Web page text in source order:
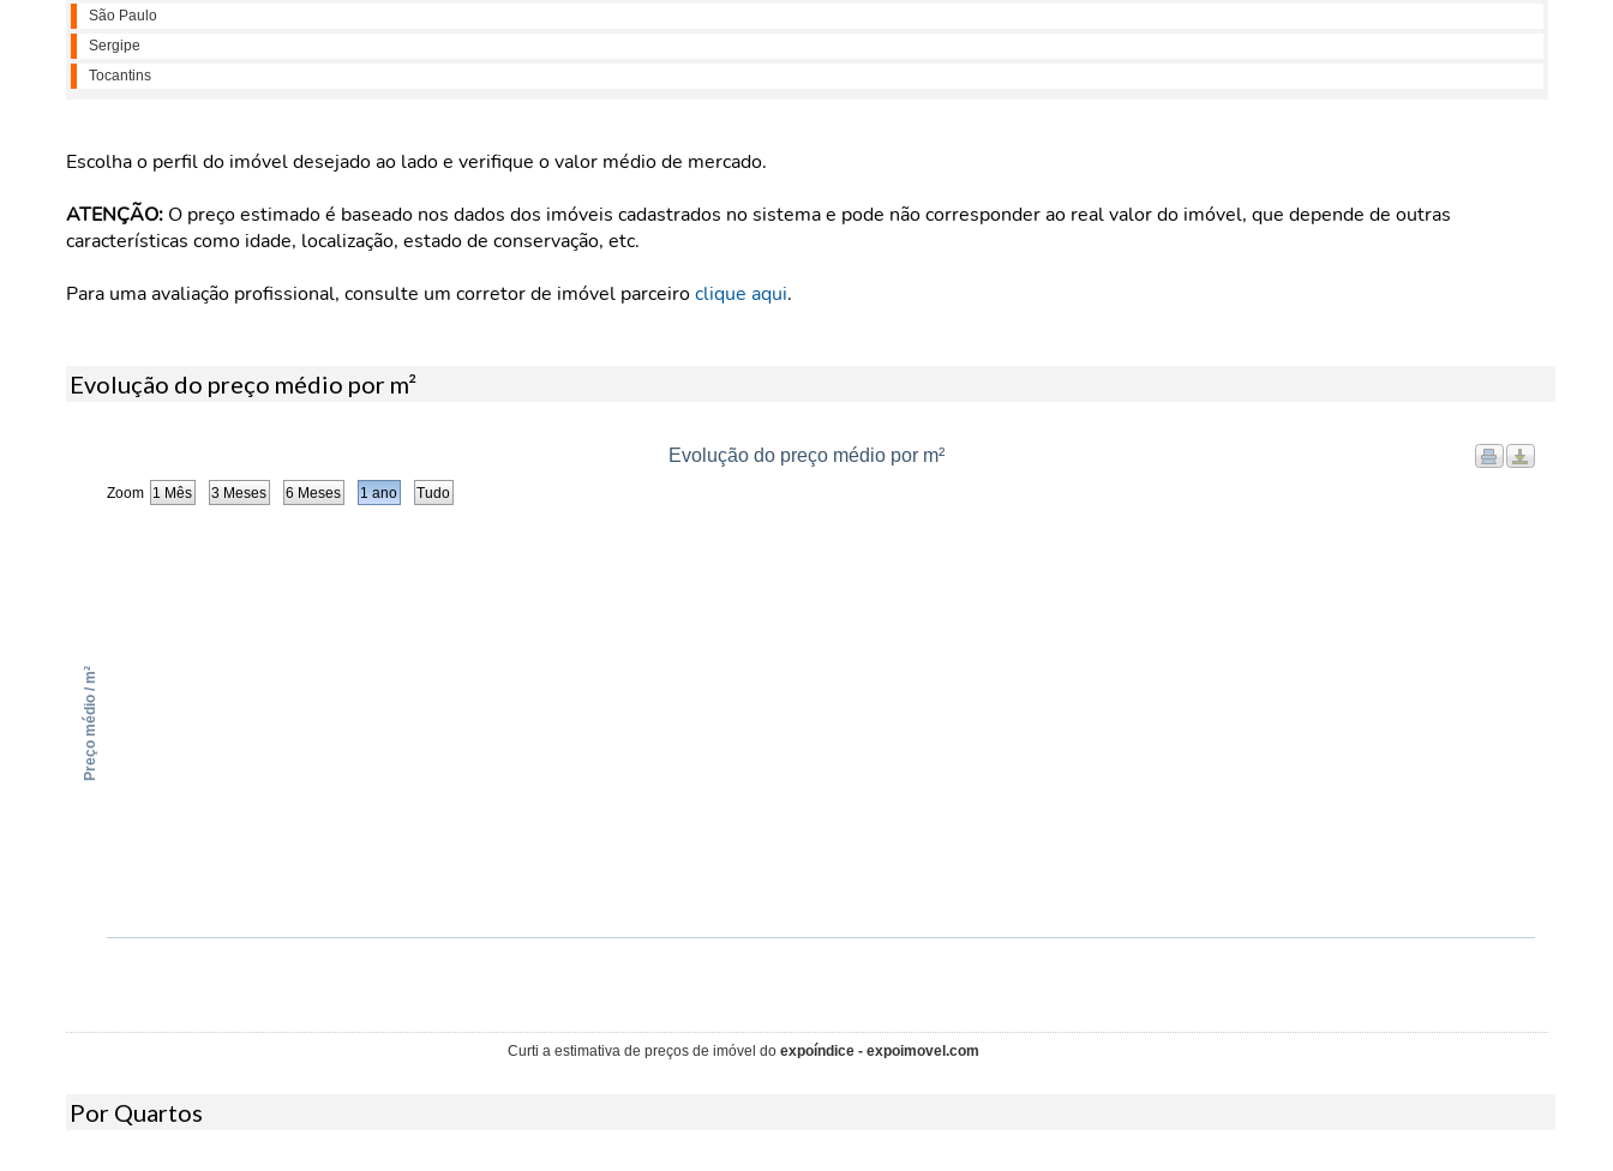
São Paulo
Sergipe
Tocantins
Escolha o perfil do imóvel desejado ao lado e verifique o valor médio de mercado.
ATENÇÃO:O preço estimado é baseado nos dados dos imóveis cadastrados no sistema e pode não corresponder ao real valor do imóvel, que depende de outras
características como idade, localização, estado de conservação, etc.
Para uma avaliação profissional, consulte um corretor de imóvel parceiroclique aqui.
Evolução do preço médio por m²
Zoom
Evolução do preço médio por m²
Preço médio / m²
1 Mês 3 Meses 6 Meses 1 ano Tudo
Curti a estimativa de preços de imóvel do expoíndice - expoimovel.com
Por Quartos